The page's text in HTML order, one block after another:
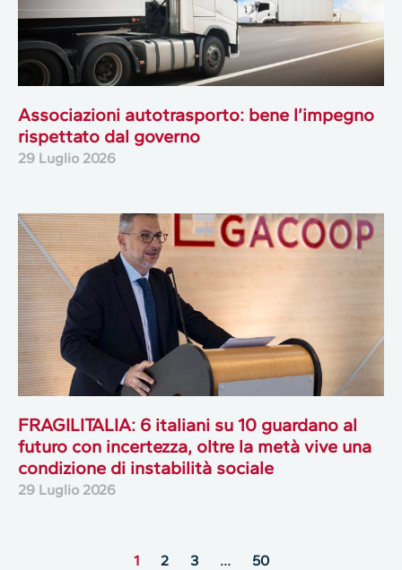
Associazioni autotrasporto: bene l’impegno
rispettato dal governo
29 Luglio 2026
FRAGILITALIA: 6 italiani su 10 guardano al
futuro con incertezza, oltre la metà vive una
condizione di instabilità sociale
29 Luglio 2026
1 2 3 … 50